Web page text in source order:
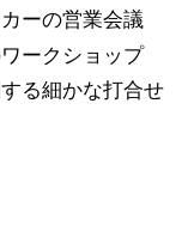
ーの営業会議
ークショップ
る細かな打合せ